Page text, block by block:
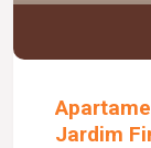
Jardim